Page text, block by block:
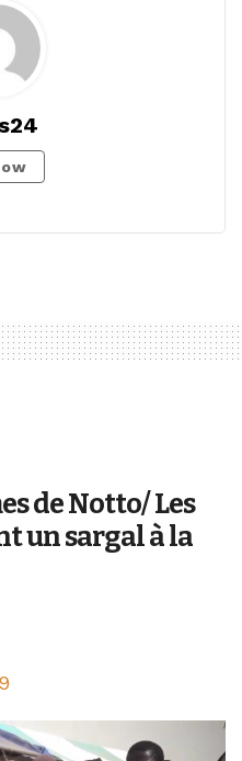
de Notto/ Les
un sargal à la